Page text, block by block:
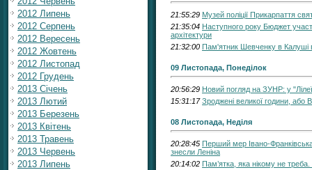
2012 Липень
2012 Серпень
2012 Вересень
2012 Жовтень
2012 Листопад
2012 Грудень
2013 Січень
2013 Лютий
2013 Березень
2013 Квітень
2013 Травень
2013 Червень
2013 Липень
21:55:29 Музей поліції Прикарпаття
21:35:04 Наступного року Бюджет
архітектури
21:32:00 Пам'ятник Шевченку в Калуші
09 Листопада, Понеділок
20:56:29 Новий погляд на ЗУНР: у
15:31:17 Зроджені великої години, або
08 Листопада, Неділя
20:28:45 Перший мер Івано-
знесли Леніна
20:14:02 Пам’ятка, яка нікому не